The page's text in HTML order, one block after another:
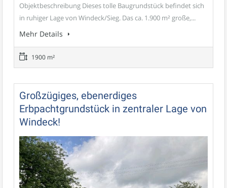
Objektbeschreibung Dieses tolle Baugrundstück befindet sich
in ruhiger Lage von Windeck/Sieg. Das ca. 1.900 m² große,...
Mehr Details
1900 m²
Großzügiges, ebenerdiges
Erbpachtgrundstück in zentraler Lage von
Windeck!